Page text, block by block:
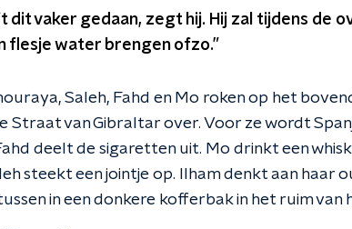
dit vaker gedaan, zegt hij. Hij zal tijdens de
flesje water brengen ofzo.”
Saleh, Fahd en Mo roken op het
Straat van Gibraltar over. Voor ze wordt
deelt de sigaretten uit. Mo drinkt een
steekt een jointje op. Ilham denkt aan haar
in een donkere kofferbak in het ruim van